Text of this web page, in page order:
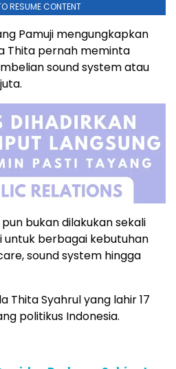
RESUME CONTENT
Pamuji mengungkapkan
Thita pernah meminta
sound system atau
bukan dilakukan sekali
berbagai kebutuhan
sound system hingga
Thita Syahrul yang lahir 17
politikus Indonesia.